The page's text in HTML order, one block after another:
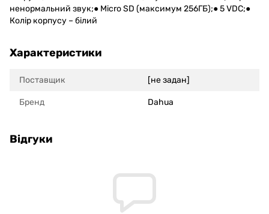
ненормальний звук;● Micro SD (максимум 256ГБ);● 5 VDC;●
Колір корпусу – білий
Характеристики
Поставщик [не задан]
Бренд Dahua
Відгуки